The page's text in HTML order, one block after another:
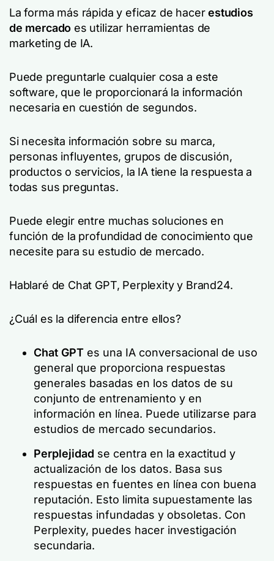
La forma más rápida y eficaz de hacerestudios
de mercado es utilizar herramientas de
marketing de IA.
Puede preguntarle cualquier cosa a este
software, que le proporcionará la información
necesaria en cuestión de segundos.
Si necesita información sobre su marca,
personas influyentes, grupos de discusión,
productos o servicios, la IA tiene la respuesta a
todas sus preguntas.
Puede elegir entre muchas soluciones en
función de la profundidad de conocimiento que
necesite para su estudio de mercado.
Hablaré de Chat GPT, Perplexity y Brand24.
¿Cuál es la diferencia entre ellos?
Chat GPT es una IA conversacional de uso
general que proporciona respuestas
generales basadas en los datos de su
conjunto de entrenamiento y en
información en línea. Puede utilizarse para
estudios de mercado secundarios.
Perplejidad se centra en la exactitud y
actualización de los datos. Basa sus
respuestas en fuentes en línea con buena
reputación. Esto limita supuestamente las
respuestas infundadas y obsoletas. Con
Perplexity, puedes hacer investigación
secundaria.